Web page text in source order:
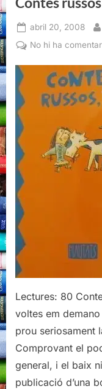
Posted
on
abril 20, 2008
No hi ha
Lectures: 80
voltes em
prou seriosament
Comprovant el
general, i el baix
publicació d’una